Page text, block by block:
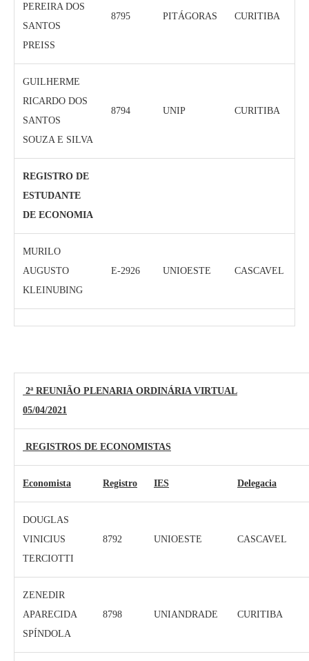
PEREIRA DOS
SANTOS
PREISS
8795 PITÁGORAS CURITIBA
GUILHERME
RICARDO DOS
SANTOS
SOUZA E SILVA
8794 UNIP CURITIBA
REGISTRO DE
ESTUDANTE
DE ECONOMIA
MURILO
AUGUSTO
KLEINUBING
E-2926 UNIOESTE CASCAVEL
2ª REUNIÃO PLENARIA ORDINÁRIA VIRTUAL
05/04/2021
REGISTROS DE ECONOMISTAS
Economista Registro IES Delegacia
DOUGLAS
VINICIUS
TERCIOTTI
8792 UNIOESTE CASCAVEL
ZENEDIR
APARECIDA
SPÍNDOLA
8798 UNIANDRADE CURITIBA